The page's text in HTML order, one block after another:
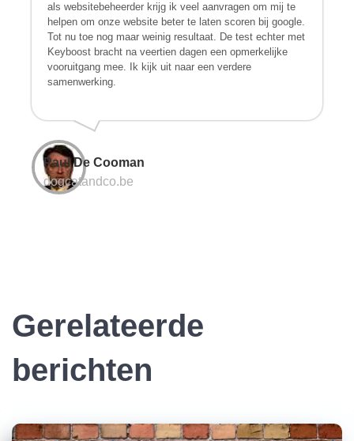
als websitebeheerder krijg ik veel aanvragen om mij te
helpen om onze website beter te laten scoren bij google.
Tot nu toe nog maar weinig resultaat. De test echter met
Keyboost bracht na veertien dagen een opmerkelijke
vooruitgang mee. Ik kijk uit naar een verdere
samenwerking.
Paul De Cooman
dogcatandco.be
Gerelateerde
berichten